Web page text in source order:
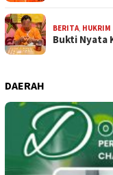
BERITA, HUKRIM
Bukti Nyata
DAERAH